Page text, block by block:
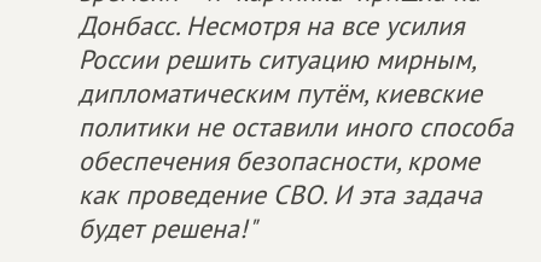
Донбасс. Несмотря на все усилия
России решить ситуацию мирным,
дипломатическим путём, киевские
политики не оставили иного способа
обеспечения безопасности, кроме
как проведение СВО. И эта задача
будет решена!"